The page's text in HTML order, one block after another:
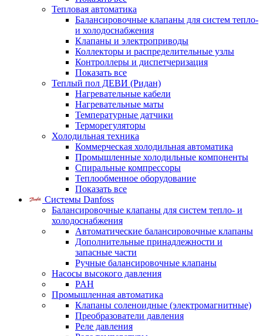
Тепловая автоматика
Балансировочные клапаны для систем тепло-
и холодоснабжения
Клапаны и электроприводы
Коллекторы и распределительные узлы
Контроллеры и диспетчеризация
Показать все
Теплый пол ДЕВИ (Ридан)
Нагревательные кабели
Нагревательные маты
Температурные датчики
Терморегуляторы
Холодильная техника
Коммерческая холодильная автоматика
Промышленные холодильные компоненты
Спиральные компрессоры
Теплообменное оборудование
Показать все
Системы Danfoss
Балансировочные клапаны для систем тепло- и
холодоснабжения
Автоматические балансировочные клапаны
Дополнительные принадлежности и
запасные части
Ручные балансировочные клапаны
Насосы высокого давления
PAH
Промышленная автоматика
Клапаны соленоидные (электромагнитные)
Преобразователи давления
Реле давления